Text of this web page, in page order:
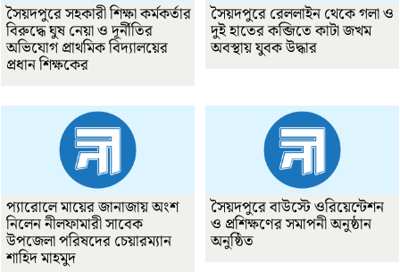
সৈয়দপুরে সহকারী শিক্ষা কর্মকর্তার
বিরুদ্ধে ঘুষ নেয়া ও দূর্নীতির
অভিযোগ প্রাথমিক বিদ্যালয়ের
প্রধান শিক্ষকের
সৈয়দপুরে রেললাইন থেকে গলা ও
দুই হাতের কব্জিতে কাটা জখম
অবস্থায় যুবক উদ্ধার
প্যারোলে মায়ের জানাজায় অংশ
নিলেন নীলফামারী সাবেক
উপজেলা পরিষদের চেয়ারম্যান
শাহিদ মাহমুদ
সৈয়দপুরে বাউস্টে ওরিয়েন্টেশন
ও প্রশিক্ষণের সমাপনী অনুষ্ঠান
অনুষ্ঠিত